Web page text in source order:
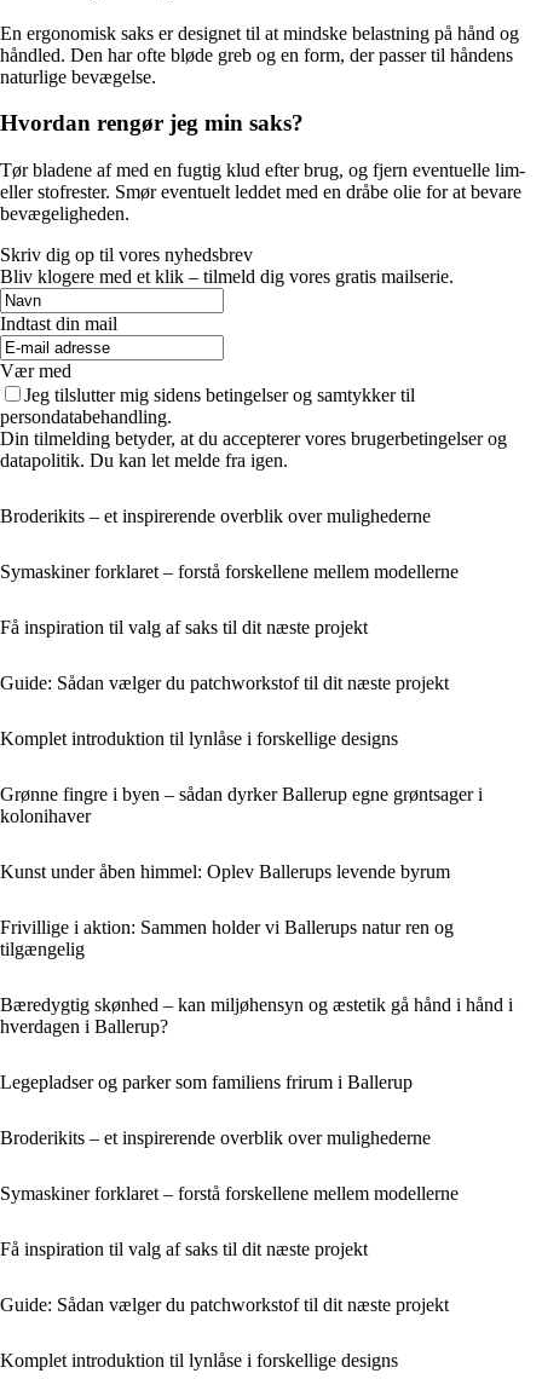
En ergonomisk saks er designet til at mindske belastning på hånd og
håndled. Den har ofte bløde greb og en form, der passer til håndens
naturlige bevægelse.
Hvordan rengør jeg min saks?
Tør bladene af med en fugtig klud efter brug, og fjern eventuelle lim-
eller stofrester. Smør eventuelt leddet med en dråbe olie for at bevare
bevægeligheden.
Skriv dig op til vores nyhedsbrev
Bliv klogere med et klik – tilmeld dig vores gratis mailserie.
Indtast din mail
Vær med
Jeg tilslutter mig sidens betingelser og samtykker til
persondatabehandling.
Din tilmelding betyder, at du accepterer vores brugerbetingelser og
datapolitik. Du kan let melde fra igen.
Broderikits – et inspirerende overblik over mulighederne
Symaskiner forklaret – forstå forskellene mellem modellerne
Få inspiration til valg af saks til dit næste projekt
Guide: Sådan vælger du patchworkstof til dit næste projekt
Komplet introduktion til lynlåse i forskellige designs
Grønne fingre i byen – sådan dyrker Ballerup egne grøntsager i
kolonihaver
Kunst under åben himmel: Oplev Ballerups levende byrum
Frivillige i aktion: Sammen holder vi Ballerups natur ren og
tilgængelig
Bæredygtig skønhed – kan miljøhensyn og æstetik gå hånd i hånd i
hverdagen i Ballerup?
Legepladser og parker som familiens frirum i Ballerup
Broderikits – et inspirerende overblik over mulighederne
Symaskiner forklaret – forstå forskellene mellem modellerne
Få inspiration til valg af saks til dit næste projekt
Guide: Sådan vælger du patchworkstof til dit næste projekt
Komplet introduktion til lynlåse i forskellige designs